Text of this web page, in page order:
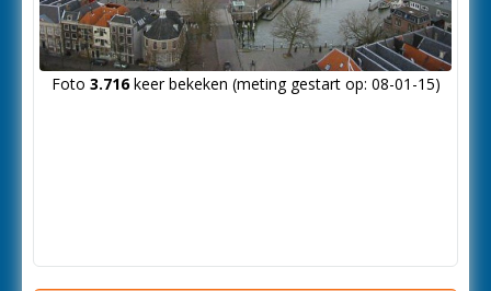
Foto 3.716keer bekeken (meting gestart op: 08-01-15)